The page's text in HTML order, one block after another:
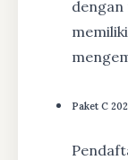
dengan
Paket C